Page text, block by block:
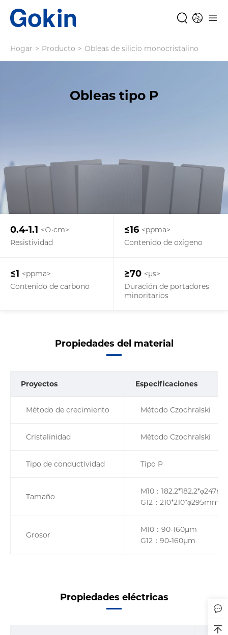
Hogar > Producto > Obleas de silicio monocristalino
Obleas tipo P
0.4-1.1 <Ω·cm>
Resistividad
≤16 <ppma>
Contenido de oxígeno
≤1 <ppma>
Contenido de carbono
≥70 <µs>
Duración de portadores
minoritarios
Propiedades del material
Proyectos Especificaciones
Método de crecimiento Método Czochralski
Cristalinidad Método Czochralski
Tipo de conductividad Tipo P
Tamaño
M10：
G12：210*210*φ295mm
Grosor
M10：90-160µm
G12：90-160µm
Propiedades eléctricas